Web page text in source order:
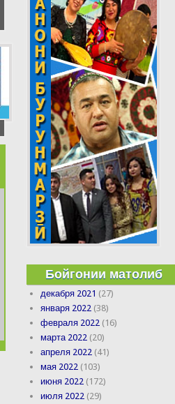
Бойгонии матолиб
декабря 2021 (27)
января 2022 (38)
февраля 2022 (16)
марта 2022 (20)
апреля 2022 (41)
мая 2022 (103)
июня 2022 (172)
июля 2022 (29)